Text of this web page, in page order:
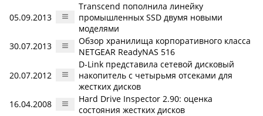
05.09.2013
Transcend пополнила линейку
промышленных SSD двумя новыми
моделями
30.07.2013
Обзор хранилища корпоративного класса
NETGEAR ReadyNAS 516
20.07.2012
D-Link представила сетевой дисковый
накопитель с четырьмя отсеками для
жестких дисков
16.04.2008
Hard Drive Inspector 2.90: оценка
состояния жестких дисков